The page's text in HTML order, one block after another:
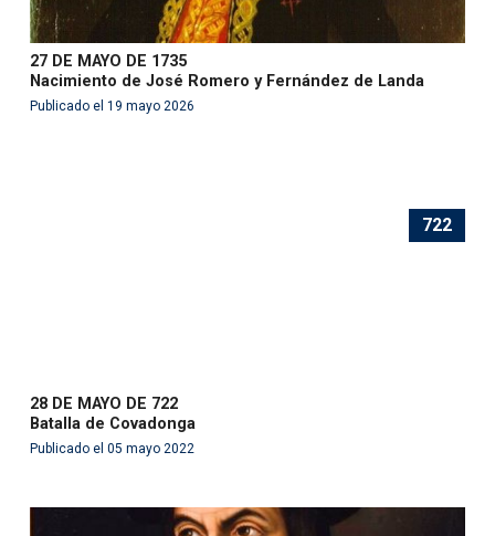
27 DE MAYO DE 1735
Nacimiento de José Romero y Fernández de Landa
Publicado el 19 mayo 2026
722
28 DE MAYO DE 722
Batalla de Covadonga
Publicado el 05 mayo 2022